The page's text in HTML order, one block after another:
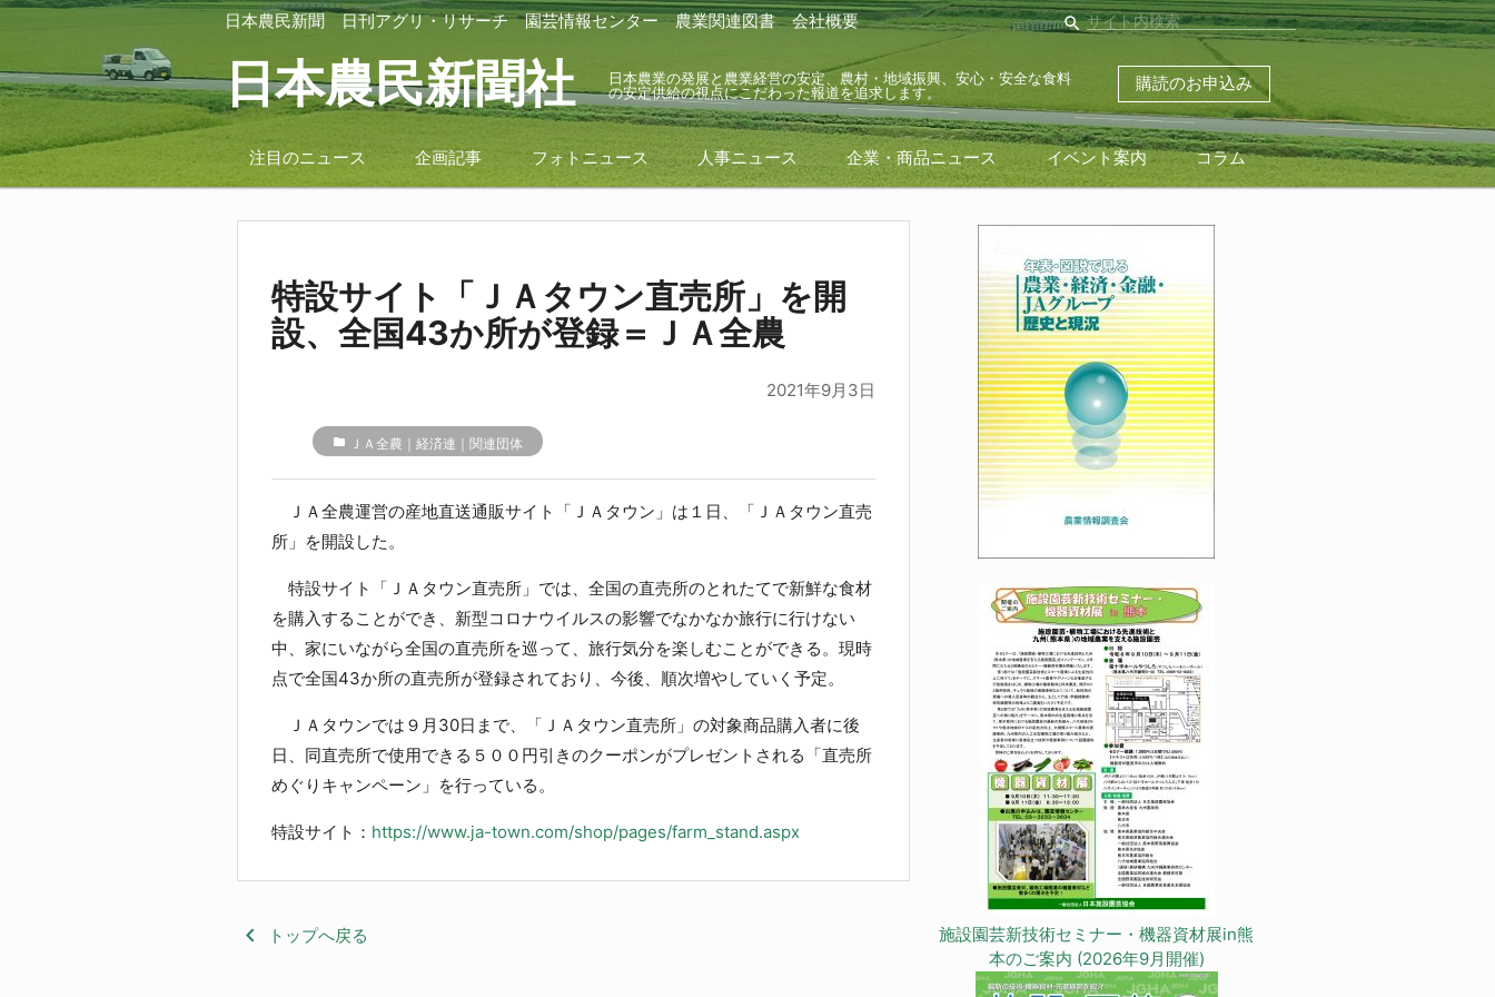
日本農民新聞 日刊アグリ・リサーチ 園芸情報センター 農業関連図書 会社概要 search
日本農民新聞社
日本農業の発展と農業経営の安定、農村・地域振興、安心・安全な食料
の安定供給の視点にこだわった報道を追求します。
購読のお申込み
注目のニュース 企画記事 フォトニュース 人事ニュース 企業・商品ニュース イベント案内 コラム
特設サイト「ＪＡタウン直売所」を開
設、全国43か所が登録＝ＪＡ全農
2021年9月3日
folder ＪＡ全農｜経済連｜関連団体
ＪＡ全農運営の産地直送通販サイト「ＪＡタウン」は１日、「ＪＡタウン直売
所」を開設した。
特設サイト「ＪＡタウン直売所」では、全国の直売所のとれたてで新鮮な食材
を購入することができ、新型コロナウイルスの影響でなかなか旅行に行けない
中、家にいながら全国の直売所を巡って、旅行気分を楽しむことができる。現時
点で全国43か所の直売所が登録されており、今後、順次増やしていく予定。
ＪＡタウンでは９月30日まで、「ＪＡタウン直売所」の対象商品購入者に後
日、同直売所で使用できる５００円引きのクーポンがプレゼントされる「直売所
めぐりキャンペーン」を行っている。
特設サイト： https://www.ja-town.com/shop/pages/farm_stand.aspx
keyboard_arrow_left トップへ戻る
施設園芸新技術セミナー・機器資材展in熊
本のご案内 (2026年9月開催)